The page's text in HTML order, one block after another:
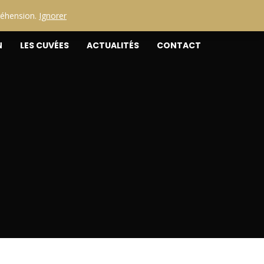
LES CUVÉES ACTUALITÉS CONTACT
Ignorer